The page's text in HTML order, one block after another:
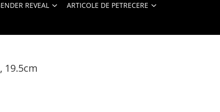
REVEAL ARTICOLE DE PETRECERE
19.5cm